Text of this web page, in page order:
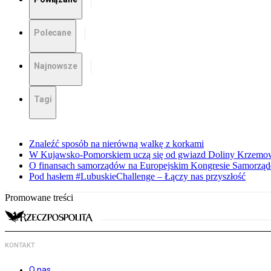
Polecane
Najnowsze
Tagi
Znaleźć sposób na nierówną walkę z korkami
W Kujawsko-Pomorskiem uczą się od gwiazd Doliny
O finansach samorządów na Europejskim Kongresie
Pod hasłem #LubuskieChallenge – Łączy nas przyszłość
Promowane treści
KONTAKT